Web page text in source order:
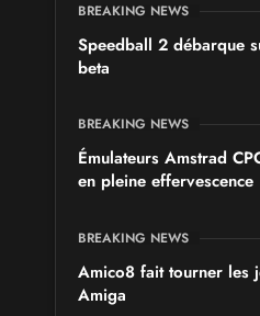
BREAKING NEWS
Speedball 2 débarque
beta
BREAKING NEWS
Émulateurs Amstrad
en pleine effervescence
BREAKING NEWS
Amico8 fait tourner les
Amiga